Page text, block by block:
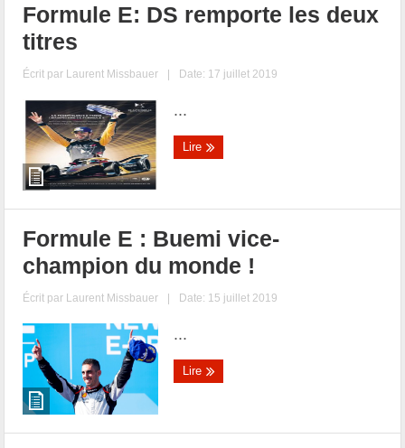
Formule E: DS remporte les deux
titres
Écrit par Laurent Missbauer | Date: 17 juillet 2019
...
Lire
Formule E : Buemi vice-
champion du monde !
Écrit par Laurent Missbauer | Date: 15 juillet 2019
...
Lire